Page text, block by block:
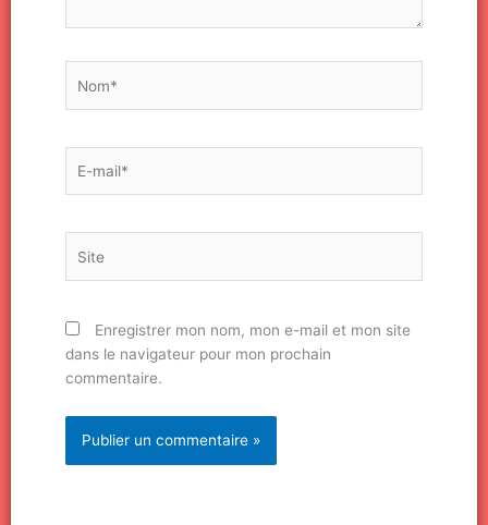
mail*
Enregistrer mon nom, mon e-mail et mon site
dans le navigateur pour mon prochain
commentaire.